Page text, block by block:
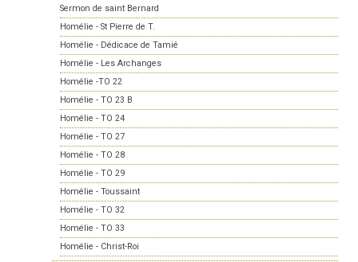
Sermon de saint Bernard
Homélie - St Pierre de T.
Homélie - Dédicace de Tamié
Homélie - Les Archanges
Homélie -TO 22
Homélie - TO 23 B
Homélie - TO 24
Homélie - TO 27
Homélie - TO 28
Homélie - TO 29
Homélie - Toussaint
Homélie - TO 32
Homélie - TO 33
Homélie - Christ-Roi